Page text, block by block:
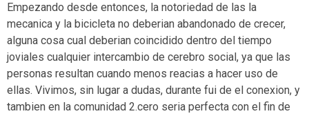
Empezando desde entonces, la notoriedad de las la
mecanica y la bicicleta no deberian abandonado de crecer,
alguna cosa cual deberian coincidido dentro del tiempo
joviales cualquier intercambio de cerebro social, ya que las
personas resultan cuando menos reacias a hacer uso de
ellas. Vivimos, sin lugar a dudas, durante fui de el conexion, y
tambien en la comunidad 2.cero seri­a perfecta con el fin de